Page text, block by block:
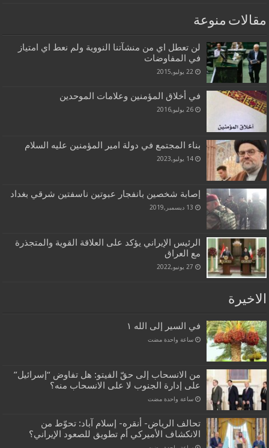
مقالات منوعة
لن تعطل اي من منشآتنا النووية ولم نعط اي امتياز
في المفاوضات
22 يوليو,2015
في أخلاق المؤمنين وعلامات الموحدين
26 يوليو,2016
بناء المجتمع في دولة امير المؤمنين عليه السلام
14 يوليو,2023
إصابة شخصين بانفجار عبوتين ناسفتين شرقي بغداد
13 ديسمبر,2019
الرئيس الإيراني يؤكد على العلاقة القوية والمتجذرة
مع العراق
27 يونيو,2022
الاخيرة
في السير إلى الله ١
‏ساعة واحدة مضت
من الانسحاب إلى حقّ الفيتو: هل تفاوض “إسرائيل”
على إدارة الجنوب لا على الانسحاب منه؟
‏ساعة واحدة مضت
تحالف الرياض- أنقره- إسلام آباد: تحوّط من
الانكشاف الأميركي أم تطويق للصعود الإيراني؟